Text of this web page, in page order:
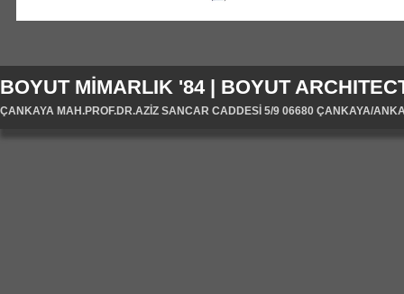
BOYUT MİMARLIK '84 | BOYUT
ÇANKAYA MAH.PROF.DR.AZİZ SANCAR CADDESİ 5/9 06680 ÇANKAYA/